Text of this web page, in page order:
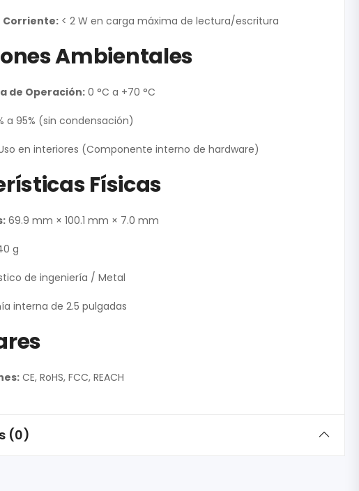
Corriente: < 2 W en carga máxima de lectura/escritura
Ambientales
de Operación: 0 °C a +70 °C
a 95% (sin condensación)
en interiores (Componente interno de hardware)
Físicas
69.9 mm × 100.1 mm × 7.0 mm
g
de ingeniería / Metal
interna de 2.5 pulgadas
CE, RoHS, FCC, REACH
(0)